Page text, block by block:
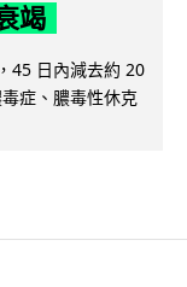
竭
45 日內減去約 20
症、膿毒性休克